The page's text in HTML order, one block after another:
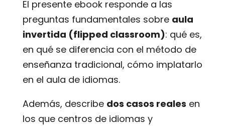
El presente ebook responde a las
preguntas fundamentales sobre aula
invertida (flipped classroom): qué es,
en qué se diferencia con el método de
enseñanza tradicional, cómo implatarlo
en el aula de idiomas.
Además, describe dos casos reales en
los que centros de idiomas y